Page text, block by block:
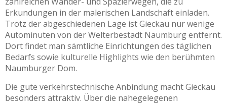
Erkundungen in der malerischen Landschaft einladen.
Trotz der abgeschiedenen Lage ist Gieckau nur wenige
Autominuten von der Welterbestadt Naumburg entfernt.
Dort findet man sämtliche Einrichtungen des täglichen
Bedarfs sowie kulturelle Highlights wie den berühmten
Naumburger Dom.
Die gute verkehrstechnische Anbindung macht Gieckau
besonders attraktiv. Über die nahegelegenen